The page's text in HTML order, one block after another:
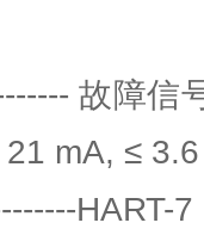
故障信
mA, ≤
HART-7